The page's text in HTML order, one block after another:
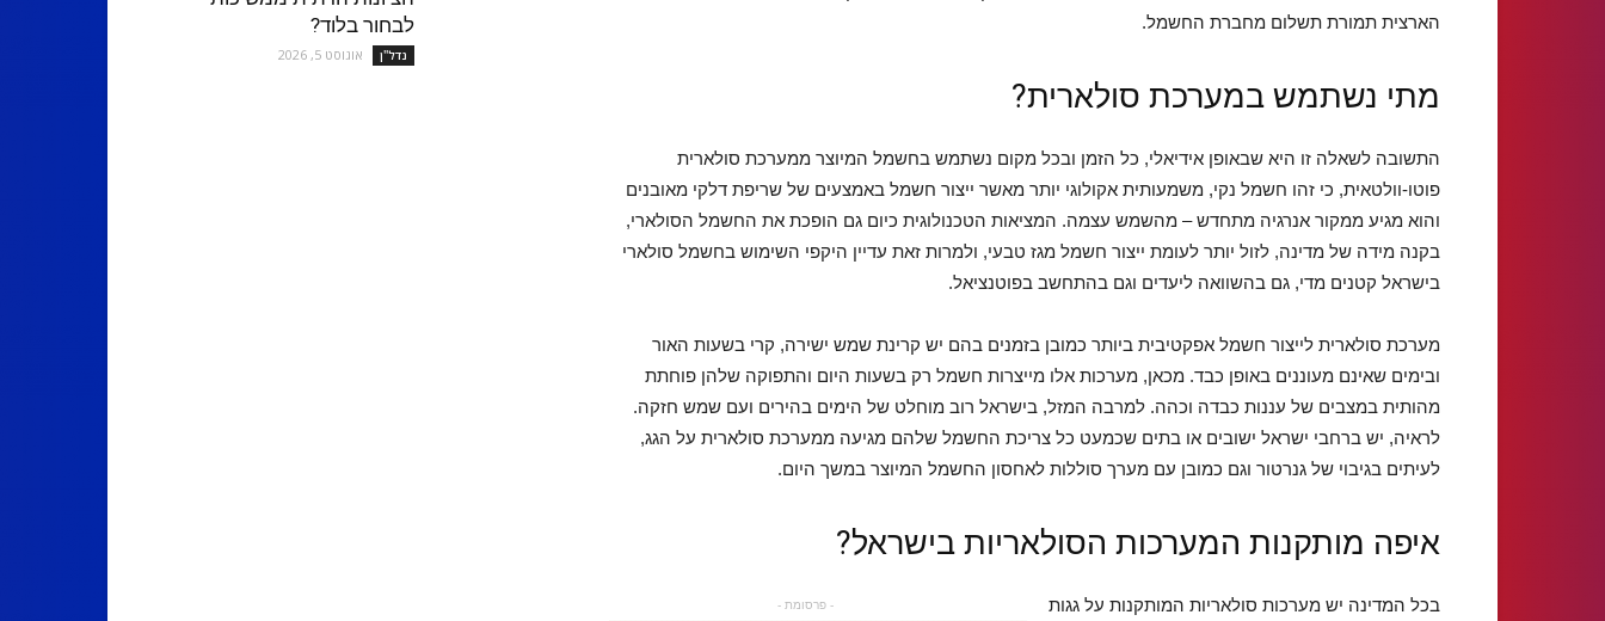
הארצית תמורת תשלום מחברת החשמל.
מתי נשתמש במערכת סולארית?
התשובה לשאלה זו היא שבאופן אידיאלי, כל הזמן ובכל מקום נשתמש בחשמל המיוצר ממערכת סולארית
פוטו-וולטאית, כי זהו חשמל נקי, משמעותית אקולוגי יותר מאשר ייצור חשמל באמצעים של שריפת דלקי מאובנים
והוא מגיע ממקור אנרגיה מתחדש – מהשמש עצמה. המציאות הטכנולוגית כיום גם הופכת את החשמל הסולארי,
בקנה מידה של מדינה, לזול יותר לעומת ייצור חשמל מגז טבעי, ולמרות זאת עדיין היקפי השימוש בחשמל סולארי
בישראל קטנים מדי, גם בהשוואה ליעדים וגם בהתחשב בפוטנציאל.
מערכת סולארית לייצור חשמל אפקטיבית ביותר כמובן בזמנים בהם יש קרינת שמש ישירה, קרי בשעות האור
ובימים שאינם מעוננים באופן כבד. מכאן, מערכות אלו מייצרות חשמל רק בשעות היום והתפוקה שלהן פוחתת
מהותית במצבים של עננות כבדה וכהה. למרבה המזל, בישראל רוב מוחלט של הימים בהירים ועם שמש חזקה.
לראיה, יש ברחבי ישראל ישובים או בתים שכמעט כל צריכת החשמל שלהם מגיעה ממערכת סולארית על הגג,
לעיתים בגיבוי של גנרטור וגם כמובן עם מערך סוללות לאחסון החשמל המיוצר במשך היום.
איפה מותקנות המערכות הסולאריות בישראל?
- פרסומת -
בכל המדינה יש מערכות סולאריות המותקנות על גגות
לבחור בלוד?
נדל''ן אוגוסט 5, 2026